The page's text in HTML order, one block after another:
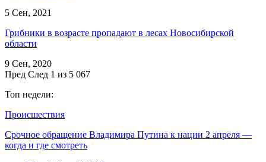
5 Сен, 2021
Грибники в возрасте пропадают в лесах Новосибирской
области
9 Сен, 2020
Пред След 1 из 5 067
Топ недели:
Происшествия
Срочное обращение Владимира Путина к нации 2 апреля —
когда и где смотреть